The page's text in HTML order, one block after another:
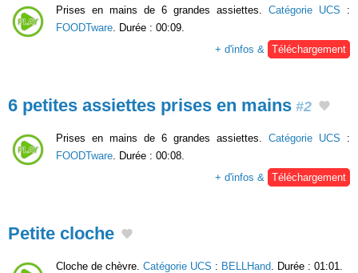
Prises en mains de 6 grandes assiettes. Catégorie UCS :
FOODTware. Durée : 00:09.
+ d'infos & Téléchargement
6 petites assiettes prises en mains #2
Prises en mains de 6 grandes assiettes. Catégorie UCS :
FOODTware. Durée : 00:08.
+ d'infos & Téléchargement
Petite cloche
Cloche de chèvre. Catégorie UCS : BELLHand . Durée : 01:01.